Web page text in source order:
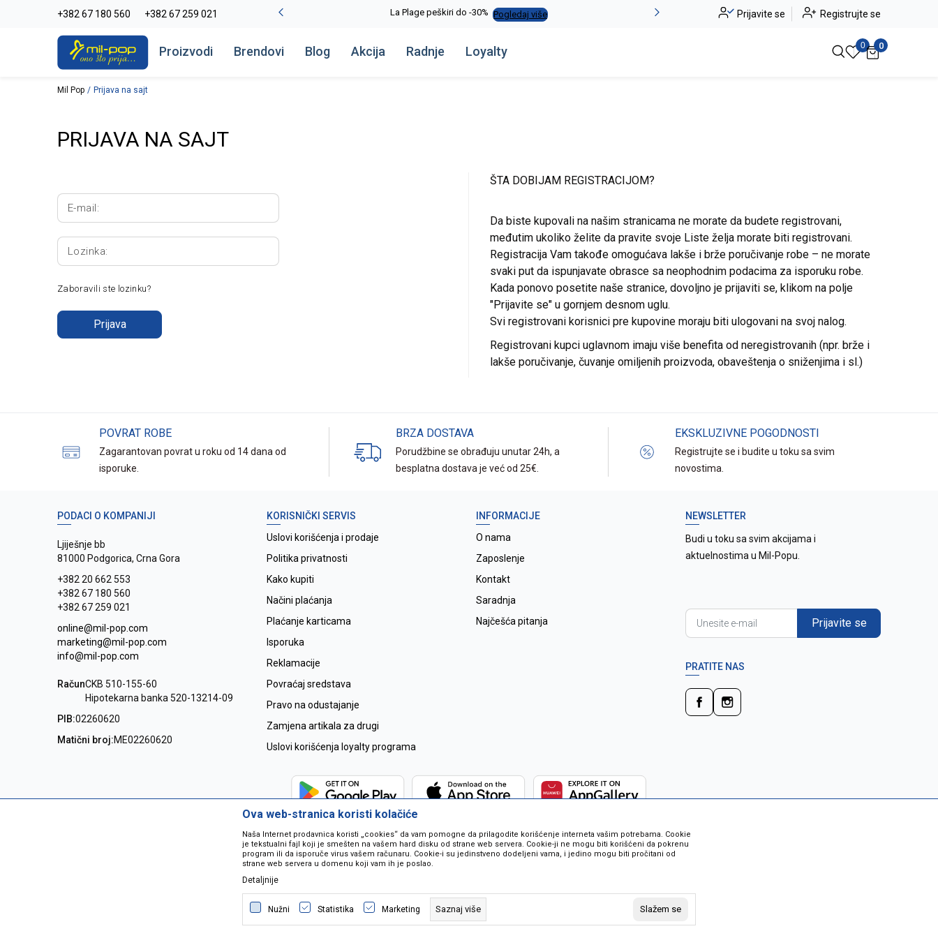
+382 67 180 560 +382 67 259 021
-20% na kompletan asortiman Pogledaj više La Plage peškiri do -30% Pogledaj više Alma Ras do -50% Pogledaj više
Prijavite se Registrujte se
Proizvodi Brendovi Blog Akcija Radnje Loyalty 0 0
Mil Pop Prijava na sajt
PRIJAVA NA SAJT
E-mail:
Lozinka:
Zaboravili ste lozinku?
Prijava
ŠTA DOBIJAM REGISTRACIJOM?
Da biste kupovali na našim stranicama ne morate da budete registrovani,
međutim ukoliko želite da pravite svoje Liste želja morate biti registrovani.
Registracija Vam takođe omogućava lakše i brže poručivanje robe – ne morate
svaki put da ispunjavate obrasce sa neophodnim podacima za isporuku robe.
Kada ponovo posetite naše stranice, dovoljno je prijaviti se, klikom na polje
"Prijavite se" u gornjem desnom uglu.
Svi registrovani korisnici pre kupovine moraju biti ulogovani na svoj nalog.
Registrovani kupci uglavnom imaju više benefita od neregistrovanih (npr. brže i
lakše poručivanje, čuvanje omiljenih proizvoda, obaveštenja o sniženjima i sl.)
POVRAT ROBE
Zagarantovan povrat u roku od 14 dana od
isporuke.
BRZA DOSTAVA
Porudžbine se obrađuju unutar 24h, a
besplatna dostava je već od 25€.
EKSKLUZIVNE POGODNOSTI
Registrujte se i budite u toku sa svim
novostima.
PODACI O KOMPANIJI
Ljiješnje bb
81000 Podgorica, Crna Gora
+382 20 662 553
+382 67 180 560
+382 67 259 021
online@mil-pop.com
marketing@mil-pop.com
info@mil-pop.com
RačunCKB 510-155-60
Hipotekarna banka 520-13214-09
PIB:02260620
Matični broj:ME02260620
KORISNIČKI SERVIS
Uslovi korišćenja i prodaje
Politika privatnosti
Kako kupiti
Načini plaćanja
Plaćanje karticama
Isporuka
Reklamacije
Povraćaj sredstava
Pravo na odustajanje
Zamjena artikala za drugi
Uslovi korišćenja loyalty programa
INFORMACIJE
O nama
Zaposlenje
Kontakt
Saradnja
Najčešća pitanja
NEWSLETTER
Budi u toku sa svim akcijama i
aktuelnostima u Mil-Popu.
Prijavite se
PRATITE NAS
Nastojimo da budemo što precizniji u opisu proizvoda, prikazu slika i samih cijena ali ne možemo garantovati da su sve informacije kompletne i bez
grešaka. Svi artikli na sajtu su dio naše ponude i ne podrazumjeva se da su dostupni u svakom trenutku. Raspoloživost robe možete provjeriti besplatnim
pozivom na broj 067259021.
©2026www.mil-pop.com, IzradaNB SOFT. Sva prava zadržana.
Ova web-stranica koristi kolačiće
Naša Internet prodavnica koristi „cookies“ da vam pomogne da prilagodite korišćenje interneta vašim potrebama. Cookie
je tekstualni fajl koji je smešten na vašem hard disku od strane web servera. Cookie-ji ne mogu biti korišćeni da pokrenu
program ili da isporuče virus vašem računaru. Cookie-i su jedinstveno dodeljeni vama, i jedino mogu biti pročitani od
strane web servera u domenu koji vam ih je poslao.
Detaljnije
Nužni Statistika Marketing Saznaj više Slažem se